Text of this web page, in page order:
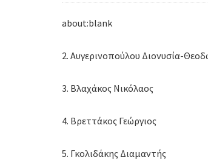
about:blank
2. Αυγερινοπούλου Διονυσία-
3. Βλαχάκος Νικόλαος
4. Βρεττάκος Γεώργιος
5. Γκολιδάκης Διαμαντής